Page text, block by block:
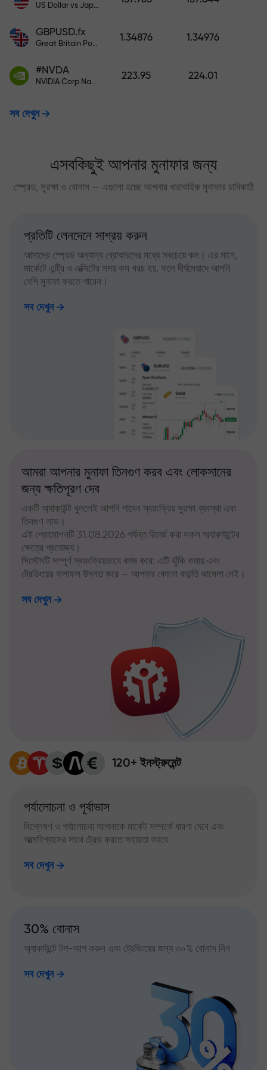
US Dollar vs Japanese Yen
GBPUSD.fx
Great Britain Pound vs US Dollar
1.34876 1.34976
#NVDA
NVIDIA Corp Nasdaq Stock Exchange (Nasdaq) USD
223.95 224.01
সব দেখুন
এসবকিছুই আপনার মুনাফার জন্য
স্প্রেড, সুরক্ষা ও বোনাস — এগুলো হচ্ছে আপনার ধারাবাহিক মুনাফার চাবিকাঠি
প্রতিটি লেনদেনে সাশ্রয় করুন
আমাদের স্প্রেড অন্যান্য ব্রোকারদের মধ্যে সবচেয়ে কম। এর মানে,
মার্কেটে এন্ট্রি ও এক্সিটের সময় কম খরচ হয়, ফলে দীর্ঘমেয়াদে আপনি
বেশি মুনাফা করতে পারেন।
সব দেখুন
আমরা আপনার মুনাফা তিনগুণ করব এবং লোকসানের
জন্য ক্ষতিপূরণ দেব
একটি অ্যাকাউন্ট খুললেই আপনি পাবেন স্বয়ংক্রিয় সুরক্ষা ব্যবস্থা এবং
তিনগুণ লাভ।
এই প্রোমোশনটি 31.08.2026 পর্যন্ত রিচার্জ করা সকল অ্যাকাউন্টের
ক্ষেত্রে প্রযোজ্য।
সিস্টেমটি সম্পূর্ণ স্বয়ংক্রিয়ভাবে কাজ করে: এটি ঝুঁকি কমায় এবং
ট্রেডিংয়ের ফলাফল উন্নত করে — আপনার কোনো বাড়তি ঝামেলা নেই।
সব দেখুন
120+ ইনস্ট্রুমেন্ট
পর্যালোচনা ও পূর্বাভাস
বিশ্লেষণ ও পর্যালোচনা আপনাকে মার্কেট সম্পর্কে ধারণা দেবে এবং
আত্মবিশ্বাসের সাথে ট্রেড করতে সহায়তা করবে
সব দেখুন
30% বোনাস
অ্যাকাউন্টে টপ-আপ করুন এবং ট্রেডিংয়ের জন্য ৩০% বোনাস নিন
সব দেখুন